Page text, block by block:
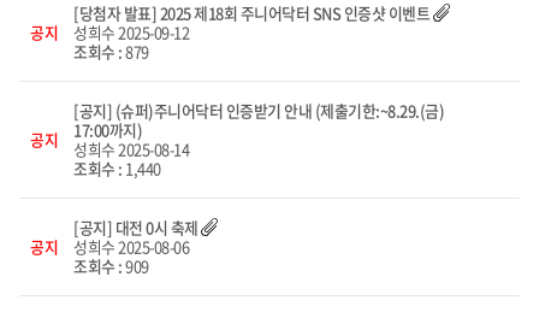
공지
[당첨자 발표] 2025 제18회 주니어닥터 SNS 인증샷 이벤트
성희수2025-09-12
조회수 :879
공지
[공지] (슈퍼)주니어닥터 인증받기 안내 (제출기한:~8.29.(금)
17:00까지)
성희수2025-08-14
조회수 : 1,440
공지
[공지] 대전 0시 축제
성희수2025-08-06
조회수 :909